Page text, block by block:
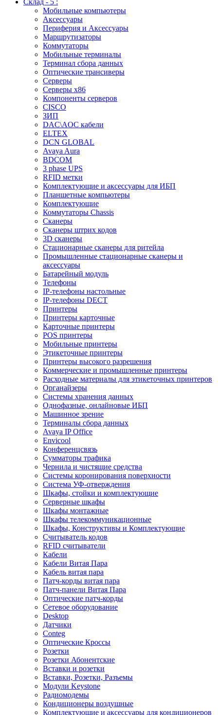
Склад - 5 :
Мобильные компьютеры
Аксессуары
Периферия и Аксессуары
Маршрутизаторы
Коммутаторы
Мобильные терминалы
Терминал сбора данных
Оптические трансиверы
Серверы
Серверы x86
Компоненты серверов
CISCO
ЗИП
DAC\AOC кабели
ELTEX
DCN GLOBAL
Avaya Aura
BDCOM
3 phase UPS
RFID метки
Комплектующие и аксессуары для ИБП
Планшетные компьютеры
Комплектующие
Коммутаторы Chassis
Сканеры
Сканеры штрих кодов
3D сканеры
Стационарные сканеры для ритейла
Промышленные стационарные сканеры и
аксессуары
Батарейный модуль
Телефоны
IP-телефоны настольные
IP-телефоны DECT
Принтеры
Принтеры карточные
Карточные принтеры
POS принтеры
Мобильные принтеры
Этикеточные принтеры
Принтеры высокого разрешения
Коммерческие и промышленные принтеры
Расходные материалы для этикеточных принтеров
Органайзеры
Системы хранения данных
Однофазные, онлайновые ИБП
Машинное зрение
Терминалы сбора данных
Avaya IP Office
Envicool
Конференцсвязь
Сумматоры трафика
Чернила и чистящие средства
Системы коронирования поверхности
Cистема УФ-отверждения
Шкафы, стойки и комплектующие
Серверные шкафы
Шкафы монтажные
Шкафы телекоммуникационные
Шкафы, Конструктивы и Комплектующие
Считыватель кодов
RFID считыватели
Кабели
Кабели Витая Пара
Кабель витая пара
Патч-корды витая пара
Патч-панели Витая Пара
Оптические патч-корды
Сетевое оборудование
Desktop
Датчики
Conteg
Оптические Кроссы
Розетки
Розетки Абонентские
Вставки и розетки
Вставки, Розетки, Разъемы
Модули Keystone
Радиомодемы
Кондиционеры воздушные
Комплектующие и аксессуары для кондиционеров